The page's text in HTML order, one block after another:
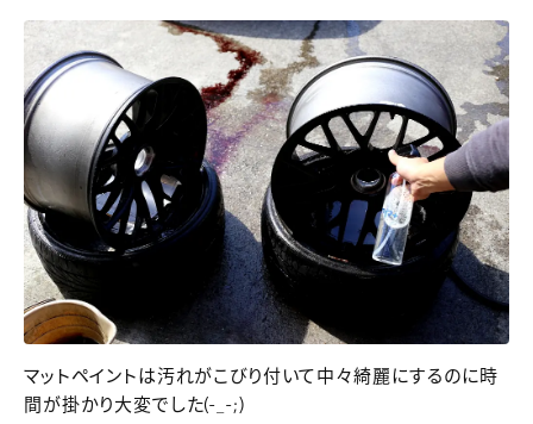
マットペイントは汚れがこびり付いて中々綺麗にするのに時
間が掛かり大変でした(-_-;)